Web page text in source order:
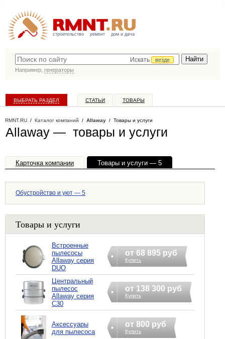
строительство ремонт дом и дача
Искать
везде
Например, генераторы
ВЫБРАТЬ РАЗДЕЛ СТАТЬИ ТОВАРЫ
RMNT.RU / Каталог компаний / Allaway / Товары и услуги
Allaway — товары и услуги
Карточка компании
Товары и услуги — 5
Обустройство и уют — 5
Товары и услуги
Встроенные
пылесосы
Allaway серия
DUO
от 68 895 руб
Купить
Центральный
пылесос
Allaway серия
С30
от 138 300 руб
Купить
Аксессуары
для пылесоса
от 800 руб
Купить